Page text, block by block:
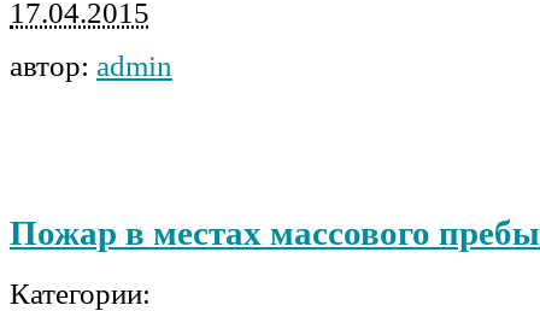
17.04.2015
автор: admin
Пожар в местах массового
Категории: